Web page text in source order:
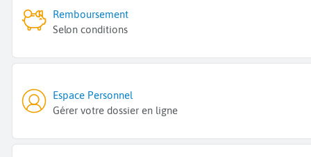
Remboursement
Selon conditions
Espace Personnel
Gérer votre dossier en ligne